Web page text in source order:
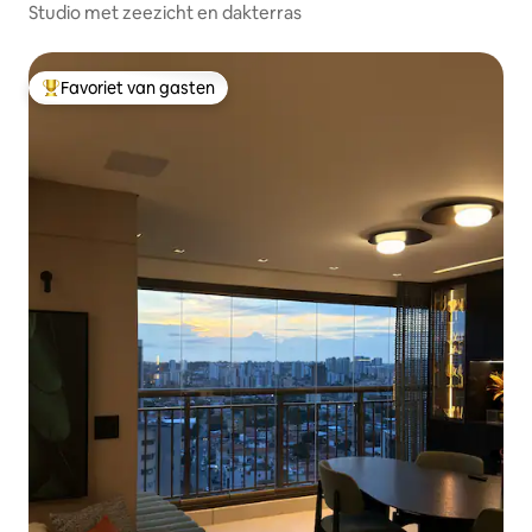
Studio met zeezicht en dakterras
Topfavoriet van gasten
Favoriet van gasten